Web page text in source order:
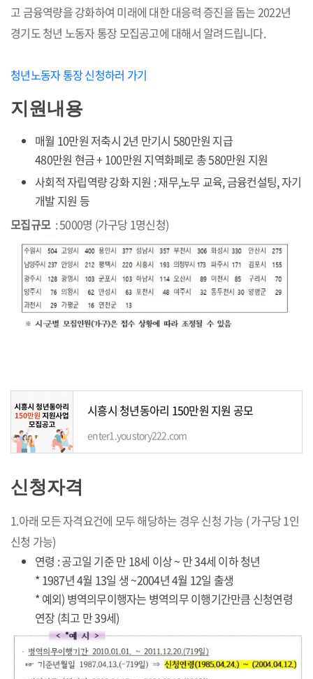
고 금융역량을 강화하여 미래에 대한 대응력 증진을 돕는 2022년
경기도 청년 노동자 통장 모집공고에 대해서 알려드립니다.
청년노동자 통장 신청하러 가기
지원내용
매월 10만원 저축시 2년 만기시 580만원 지급
480만원 현금 + 100만원 지역화폐로 총 580만원 지원
사회적 자립역량 강화 지원 : 재무,노무 교육, 금융컨설팅, 자기
개발 지원 등
모집규모: 5000명 (가구당 1명신청)
시흥시 청년동아리 150만원 지원 공모
enter1.youstory222.com
신청자격
1.아래 모든 자격요건에 모두 해당하는 경우 신청 가능 ( 가구당 1인
신청 가능)
연령 : 공고일 기준 만 18세 이상 ~ 만 34세 이하 청년
* 1987년 4월 13일 생 ~2004년 4월 12일 출생
* 예외) 병역의무이행자는 병역의무 이행기간만큼 신청연령
연장 (최고 만 39세)